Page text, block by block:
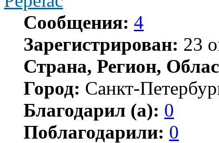
Сообщения: 4
Зарегистрирован: 23
Страна, Регион,
Город: Санкт-
Благодарил (а): 0
Поблагодарили: 0